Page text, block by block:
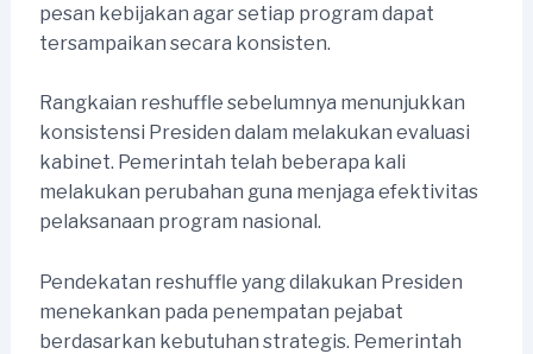
pesan kebijakan agar setiap program dapat
tersampaikan secara konsisten.
Rangkaian reshuffle sebelumnya menunjukkan
konsistensi Presiden dalam melakukan evaluasi
kabinet. Pemerintah telah beberapa kali
melakukan perubahan guna menjaga efektivitas
pelaksanaan program nasional.
Pendekatan reshuffle yang dilakukan Presiden
menekankan pada penempatan pejabat
berdasarkan kebutuhan strategis. Pemerintah